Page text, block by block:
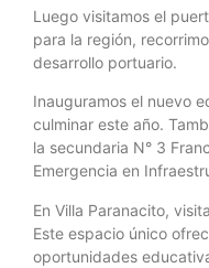
Luego visitamos el
para la región,
desarrollo portuario.
Inauguramos el nuevo
culminar este año.
la secundaria N° 3
Emergencia en
En Villa Paranacito,
Este espacio único
oportunidades